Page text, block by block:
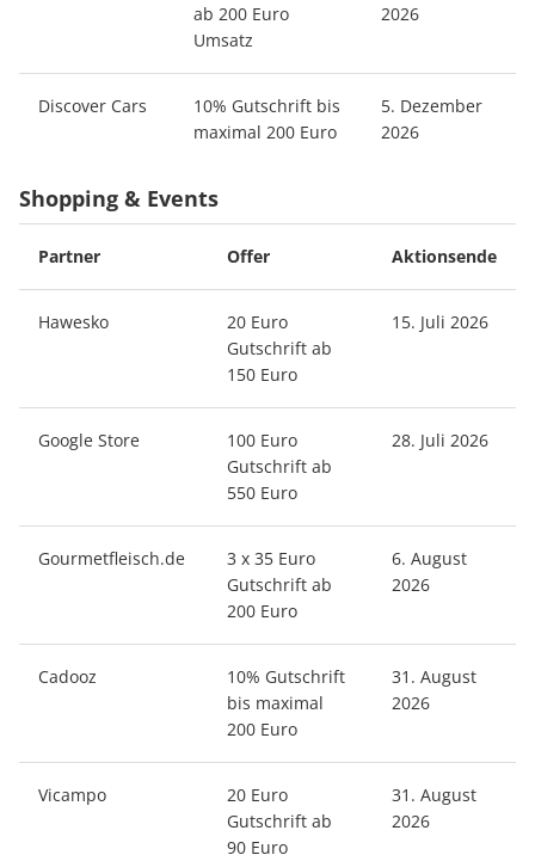
ab 200 Euro
Umsatz
2026
Discover Cars
10% Gutschrift bis
maximal 200 Euro
5. Dezember
2026
Shopping & Events
Partner Offer Aktionsende
Hawesko
20 Euro
Gutschrift ab
150 Euro
15. Juli 2026
Google Store
100 Euro
Gutschrift ab
550 Euro
28. Juli 2026
Gourmetfleisch.de
3 x 35 Euro
Gutschrift ab
200 Euro
6. August
2026
Cadooz
10% Gutschrift
bis maximal
200 Euro
31. August
2026
Vicampo
20 Euro
Gutschrift ab
90 Euro
31. August
2026